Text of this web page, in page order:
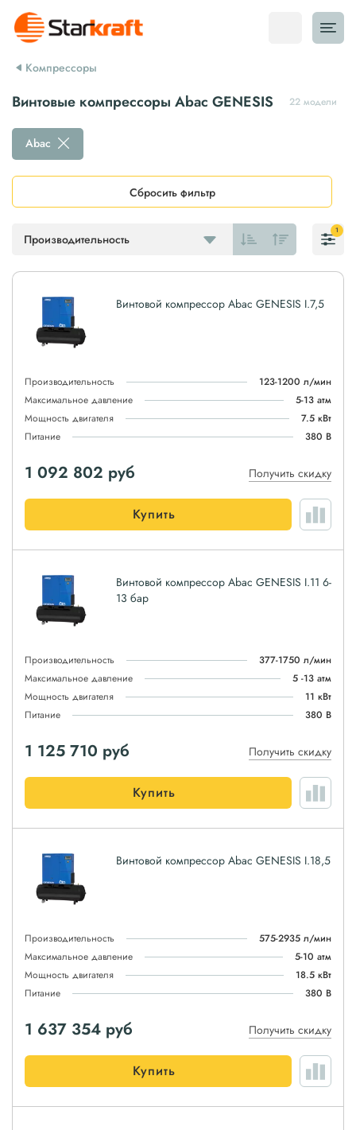
Компрессоры
Винтовые компрессоры Abac GENESIS 22 модели
Производительность
Abac
Сбросить фильтр
1
Винтовой компрессор Abac GENESIS I.7,5
Производительность
123-1200 л/мин
Максимальное давление
5-13 атм
Мощность двигателя
7.5 кВт
Питание
380 В
1 092 802 руб Получить скидку
Купить
Винтовой компрессор Abac GENESIS I.11 6-
13 бар
Производительность
377-1750 л/мин
Максимальное давление
5 -13 атм
Мощность двигателя
11 кВт
Питание
380 В
1 125 710 руб Получить скидку
Купить
Винтовой компрессор Abac GENESIS I.18,5
Производительность
575-2935 л/мин
Максимальное давление
5-10 атм
Мощность двигателя
18.5 кВт
Питание
380 В
1 637 354 руб Получить скидку
Купить